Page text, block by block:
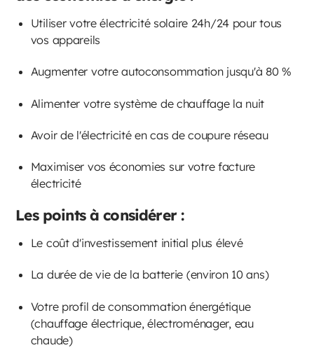
Utiliser votre électricité solaire 24h/24 pour tous
vos appareils
Augmenter votre autoconsommation jusqu'à 80 %
Alimenter votre système de chauffage la nuit
Avoir de l'électricité en cas de coupure réseau
Maximiser vos économies sur votre facture
électricité
Les points à considérer :
Le coût d'investissement initial plus élevé
La durée de vie de la batterie (environ 10 ans)
Votre profil de consommation énergétique
(chauffage électrique, électroménager, eau
chaude)